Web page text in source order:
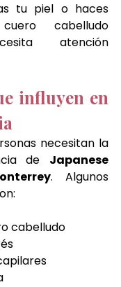
tu piel o haces
cabelludo
atención
influyen en
necesitan la
de Japanese
. Algunos
cabelludo